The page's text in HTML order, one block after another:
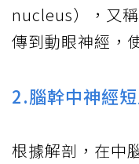
nucleus），又
傳到動眼神經，
2.腦幹中神經
根據解剖，在中